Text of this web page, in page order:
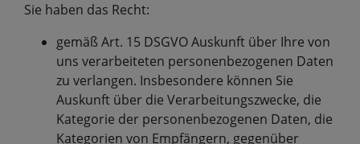
Sie haben das Recht:
gemäß Art. 15 DSGVO Auskunft über Ihre von
uns verarbeiteten personenbezogenen Daten
zu verlangen. Insbesondere können Sie
Auskunft über die Verarbeitungszwecke, die
Kategorie der personenbezogenen Daten, die
Kategorien von Empfängern, gegenüber